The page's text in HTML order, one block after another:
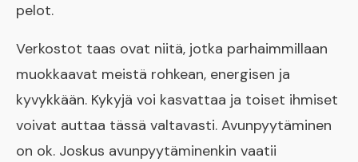
pelot.
Verkostot taas ovat niitä, jotka parhaimmillaan
muokkaavat meistä rohkean, energisen ja
kyvykkään. Kykyjä voi kasvattaa ja toiset ihmiset
voivat auttaa tässä valtavasti. Avunpyytäminen
on ok. Joskus avunpyytäminenkin vaatii